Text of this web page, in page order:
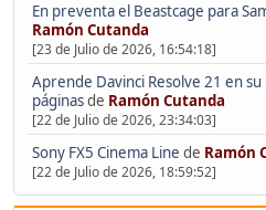
En preventa el Beastcage para
Ramón Cutanda
[23 de Julio de 2026, 16:54:18]
Aprende Davinci Resolve 21 en
páginasde Ramón Cutanda
[22 de Julio de 2026, 23:34:03]
Sony FX5 Cinema Line de Ramón
[22 de Julio de 2026, 18:59:52]